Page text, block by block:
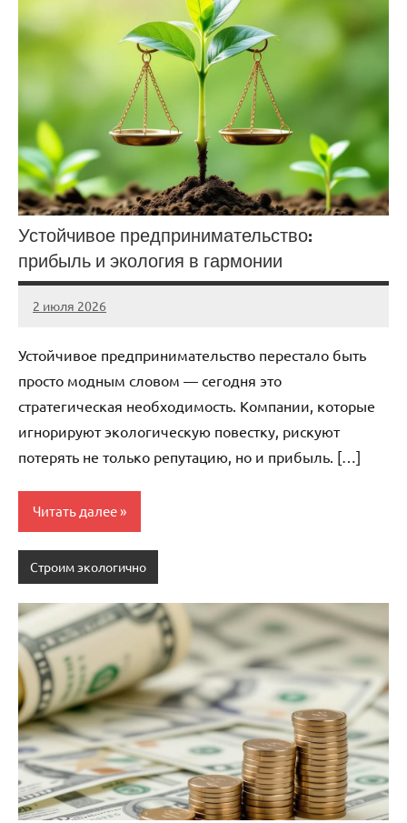
Устойчивое предпринимательство:
прибыль и экология в гармонии
2 июля 2026
stroicentr_m
Нет
Устойчивое предпринимательство перестало быть
просто модным словом — сегодня это
стратегическая необходимость. Компании, которые
игнорируют экологическую повестку, рискуют
потерять не только репутацию, но и прибыль. […]
Читать далее
Строим экологично